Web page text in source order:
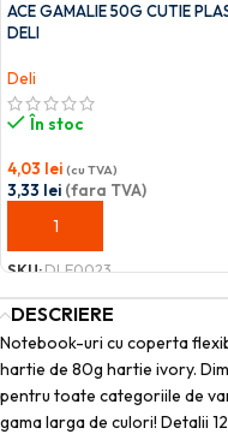
ACE GAMALIE 50G CUTIE
DELI
Deli
În stoc
4,03 lei (cu TVA)
3,33 lei (fara TVA)
ADAUGĂ ÎN COȘ
SKU:DLE0023
DESCRIERE
Notebook-uri cu coperta
hartie de 80g hartie ivory.
pentru toate categoriile de
gama larga de culori! Detalii